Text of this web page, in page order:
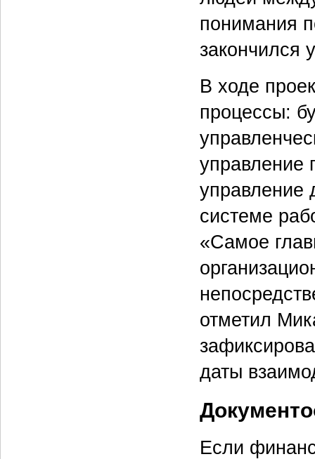
понимания
закончился
В ходе
процессы:
управление
управление
системе
«Самое
отметил
даты
Если